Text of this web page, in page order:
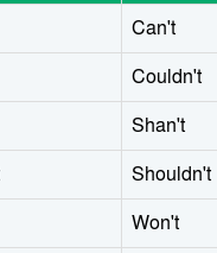
Can't
Couldn't
Shan't
Shouldn't
Won't